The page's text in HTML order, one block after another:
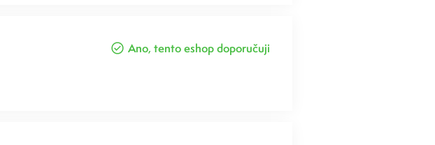
Ano, tento eshop doporučuji